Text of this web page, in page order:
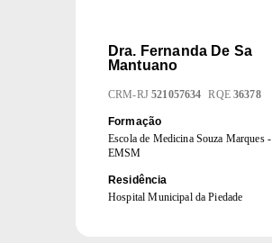
Dra. Fernanda De Sa
Mantuano
CRM-RJ 521057634 RQE36378
Formação
Escola de Medicina Souza Marques -
EMSM
Residência
Hospital Municipal da Piedade